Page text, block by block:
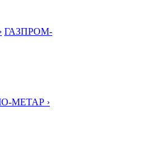
ГАЗПРОМ-
МЕТАР ›